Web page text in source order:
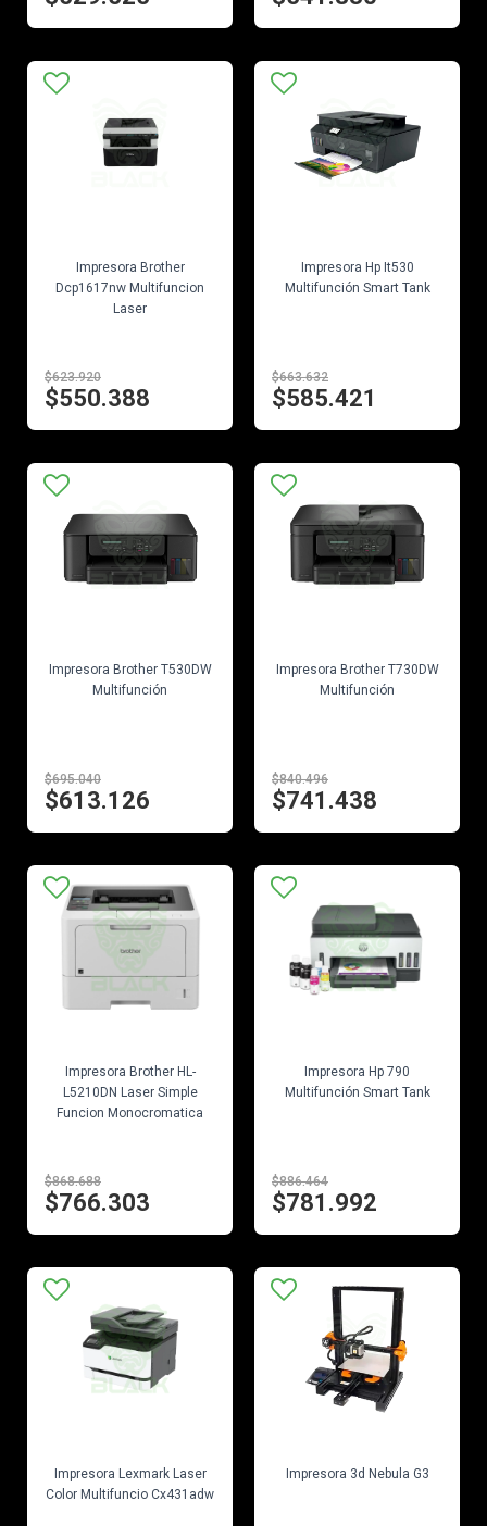
Impresora Brother
Dcp1617nw Multifuncion
Laser
$623.920
$550.388
Impresora Hp It530
Multifunción Smart Tank
$663.632
$585.421
Impresora Brother T530DW
Multifunción
$695.040
$613.126
Impresora Brother T730DW
Multifunción
$840.496
$741.438
Impresora Brother HL-
L5210DN Laser Simple
Funcion Monocromatica
$868.688
$766.303
Impresora Hp 790
Multifunción Smart Tank
$886.464
$781.992
Impresora Lexmark Laser
Color Multifuncio Cx431adw
Impresora 3d Nebula G3